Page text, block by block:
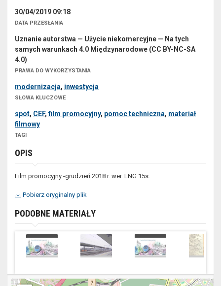
30/04/2019 09:18
DATA PRZESŁANIA
Uznanie autorstwa — Użycie niekomercyjne — Na tych
samych warunkach 4.0 Międzynarodowe (CC BY-NC-SA
4.0)
PRAWA DO WYKORZYSTANIA
modernizacja, inwestycja
SŁOWA KLUCZOWE
spot, CEF,film promocyjny, pomoc techniczna, materiał
filmowy
TAGI
OPIS
Film promocyjny -grudzień 2018 r. wer. ENG 15s.
Pobierz oryginalny plik
PODOBNE MATERIAŁY